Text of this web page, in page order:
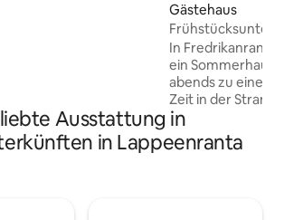
befinden
Jalousien und
sind ebenfalls
Gästehaus
& Strandsauna
In
ein Sommerhaus.
abends zu einer
Zeit in der
kannst dich
möchtest. Du hast Zugang zu einem
Ruderboot,
Ausstattung in
in Lappeenranta